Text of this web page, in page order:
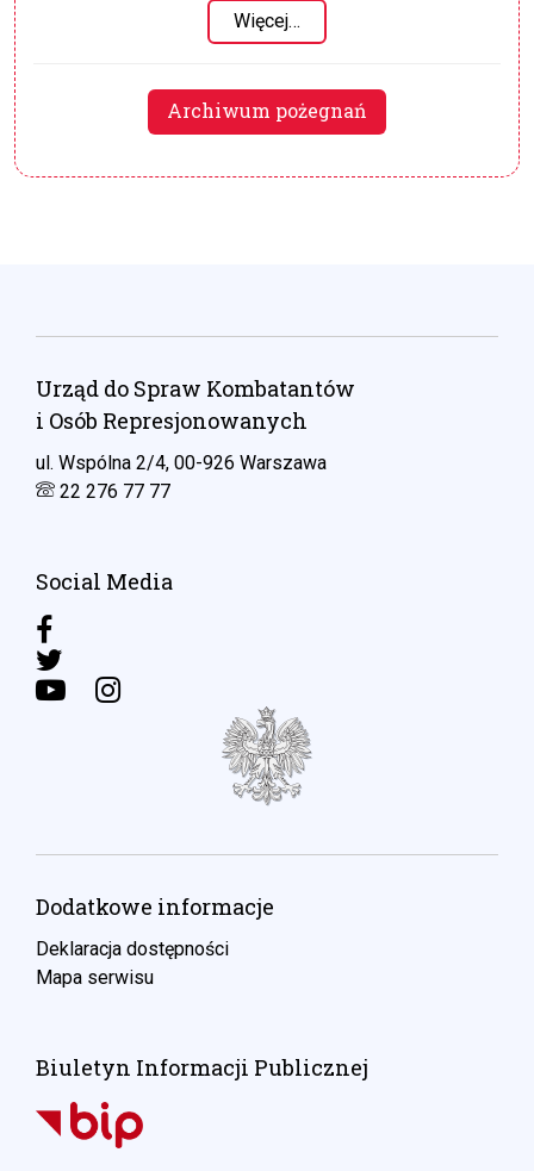
Więcej…
Archiwum pożegnań
Urząd do Spraw Kombatantów
i Osób Represjonowanych
ul. Wspólna 2/4, 00-926 Warszawa
22 276 77 77
Social Media
Dodatkowe informacje
Deklaracja dostępności
Mapa serwisu
Biuletyn Informacji Publicznej